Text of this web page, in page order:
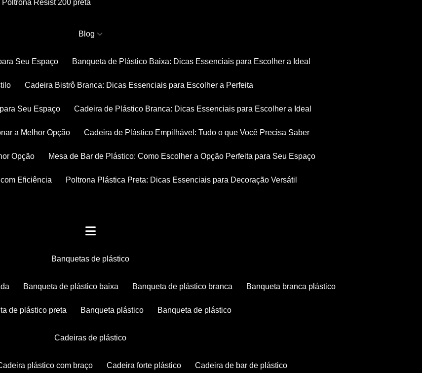
Poltrona Resist 200 preta
Blog
Seu Espaço Banqueta de Plástico Baixa: Dicas Essenciais para Escolher a Ideal
Cadeira Bistrô Branca: Dicas Essenciais para Escolher a Perfeita
Seu Espaço Cadeira de Plástico Branca: Dicas Essenciais para Escolher a Ideal
a Melhor Opção Cadeira de Plástico Empilhável: Tudo o que Você Precisa Saber
Opção Mesa de Bar de Plástico: Como Escolher a Opção Perfeita para Seu Espaço
Eficiência Poltrona Plástica Preta: Dicas Essenciais para Decoração Versátil
banquetas de plástico
banqueta de plástico baixa banqueta de plástico branca banqueta branca plástico
de plástico preta banqueta plástico banqueta de plástico
cadeiras de plástico
cadeira plástico com braço cadeira forte plástico cadeira de bar de plástico